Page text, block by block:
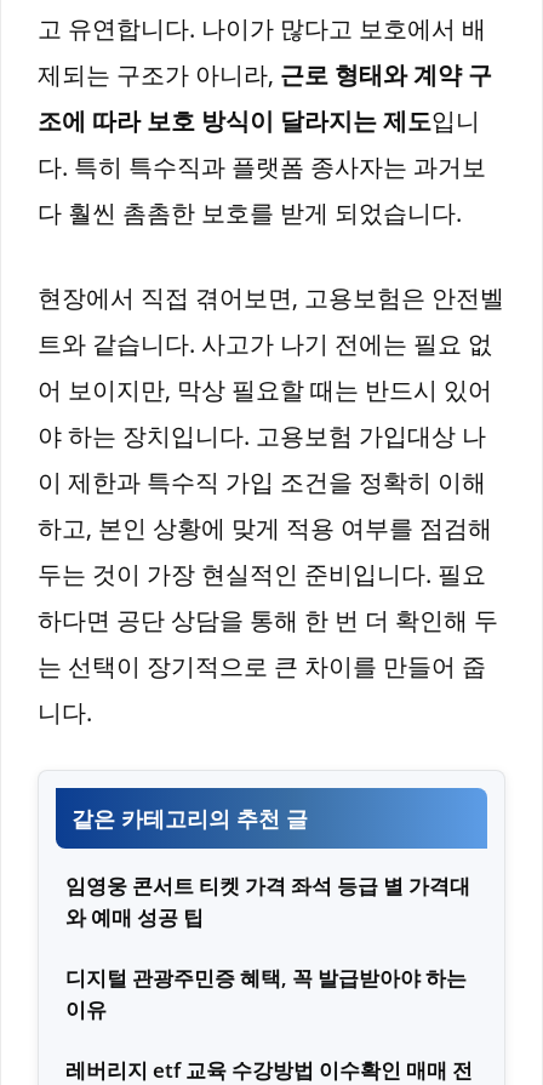
고 유연합니다. 나이가 많다고 보호에서 배
제되는 구조가 아니라, 근로 형태와 계약 구
조에 따라 보호 방식이 달라지는 제도입니
다. 특히 특수직과 플랫폼 종사자는 과거보
다 훨씬 촘촘한 보호를 받게 되었습니다.
현장에서 직접 겪어보면, 고용보험은 안전벨
트와 같습니다. 사고가 나기 전에는 필요 없
어 보이지만, 막상 필요할 때는 반드시 있어
야 하는 장치입니다. 고용보험 가입대상 나
이 제한과 특수직 가입 조건을 정확히 이해
하고, 본인 상황에 맞게 적용 여부를 점검해
두는 것이 가장 현실적인 준비입니다. 필요
하다면 공단 상담을 통해 한 번 더 확인해 두
는 선택이 장기적으로 큰 차이를 만들어 줍
니다.
같은 카테고리의 추천 글
임영웅 콘서트 티켓 가격 좌석 등급 별 가격대
와 예매 성공 팁
디지털 관광주민증 혜택, 꼭 발급받아야 하는
이유
레버리지 etf 교육 수강방법 이수확인 매매 전